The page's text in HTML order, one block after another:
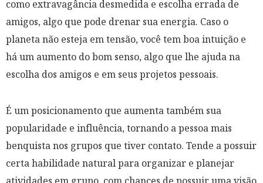
como extravagância desmedida e escolha errada de
amigos, algo que pode drenar sua energia. Caso o
planeta não esteja em tensão, você tem boa intuição e
há um aumento do bom senso, algo que lhe ajuda na
escolha dos amigos e em seus projetos pessoais.
É um posicionamento que aumenta também sua
popularidade e influência, tornando a pessoa mais
benquista nos grupos que tiver contato. Tende a possuir
certa habilidade natural para organizar e planejar